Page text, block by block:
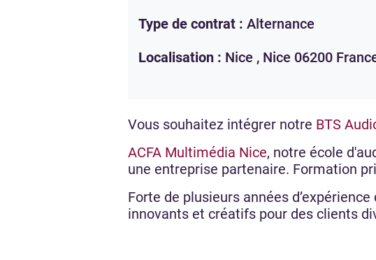
Type de contrat : Alternance
Localisation : Nice , Nice 06200
Vous souhaitez intégrer notre BTS
ACFA Multimédia Nice, notre école
une entreprise partenaire. Formation
Forte de plusieurs années
innovants et créatifs pour des clients